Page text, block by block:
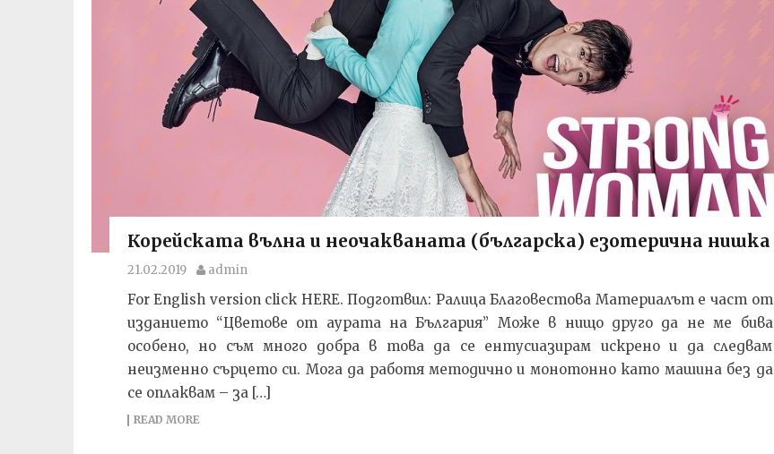
Корейската вълна и неочакваната (българска) езотерична нишка
21.02.2019 admin
For English version click HERE. Подготвил: Ралица Благовестова Материалът е част от
изданието “Цветове от аурата на България” Може в нищо друго да не ме бива
особено, но съм много добра в това да се ентусиазирам искрено и да следвам
неизменно сърцето си. Мога да работя методично и монотонно като машина без да
се оплаквам – за […]
READ MORE